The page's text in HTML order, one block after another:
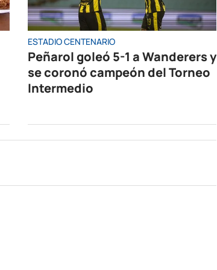
ESTADIO CENTENARIO
Peñarol goleó 5-1 a Wanderers y
se coronó campeón del Torneo
Intermedio